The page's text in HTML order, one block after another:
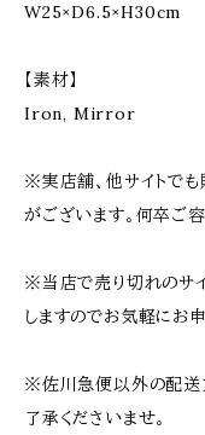
W25×D6.5×H30cm
【素材】
Iron, Mirror
※実店舗、他サイトで
がございます。何卒ご容
※当店で売り切れのサ
しますのでお気軽にお
※佐川急便以外の配送
了承くださいませ。